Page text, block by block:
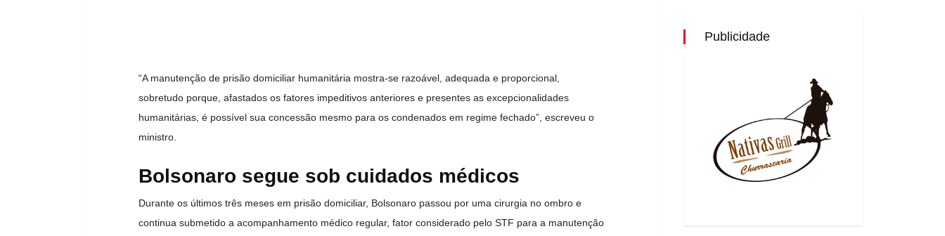
“A manutenção de prisão domiciliar humanitária mostra-se razoável, adequada e proporcional,
sobretudo porque, afastados os fatores impeditivos anteriores e presentes as excepcionalidades
humanitárias, é possível sua concessão mesmo para os condenados em regime fechado”, escreveu o
ministro.
Bolsonaro segue sob cuidados médicos
Durante os últimos três meses em prisão domiciliar, Bolsonaro passou por uma cirurgia no ombro e
continua submetido a acompanhamento médico regular, fator considerado pelo STF para a manutenção
Publicidade